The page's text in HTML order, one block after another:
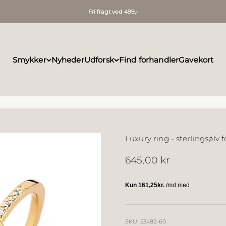
Fri fragt ved 499,-
Smykker NyhederUdforsk Find forhandlerGavekort
Luxury ring - sterlingsølv
Salgspris
645,00 kr
SKU: 53482-60